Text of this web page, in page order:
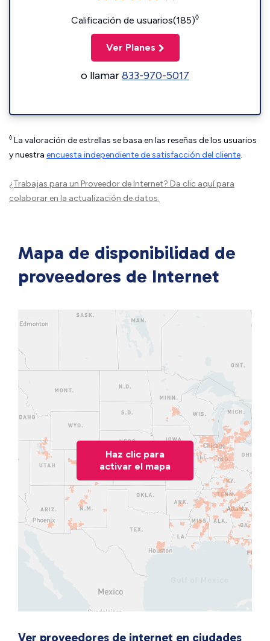
Calificación de usuarios(185)◊
Ver Planes
o llamar833-970-5017
◊ La valoración de estrellas se basa en las reseñas de los usuarios
y nuestra encuesta independiente de satisfacción del cliente.
¿Trabajas para un Proveedor de Internet? Da clic aquípara
colaborar en la actualización de datos.
Mapa de disponibilidad de
proveedores de Internet
Haz clic para
activar el mapa
Ver proveedores de internet en ciudades